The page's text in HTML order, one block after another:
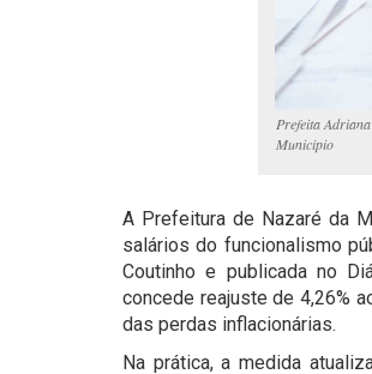
Prefeita
Municipio
A Prefeitura de Nazaré da
salários do funcionalismo
Coutinho e publicada no
concede reajuste de 4,26%
das perdas inflacionárias.
Na prática, a medida